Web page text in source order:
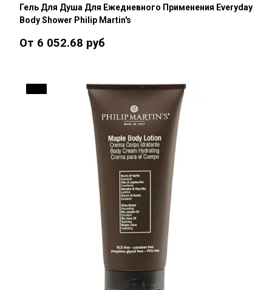
Гель Для Душа Для Ежедневного Применения Everyday
Body Shower Philip Martin's
От 6 052.68 руб